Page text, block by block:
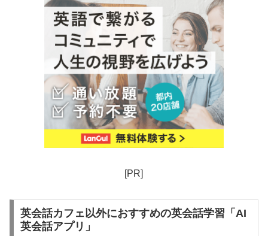
[PR]
英会話カフェ以外におすすめの英会話学習「AI
英会話アプリ」